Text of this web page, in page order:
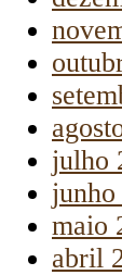
julho
junho
maio
abril